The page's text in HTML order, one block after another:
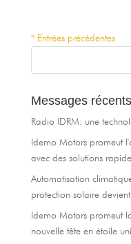
« Entrées précédentes
Messages récents
Radio IDRM: une
Idemo Motors promeut
avec des solutions
Automatisation
protection solaire
Idemo Motors promeut
nouvelle tête en étoile